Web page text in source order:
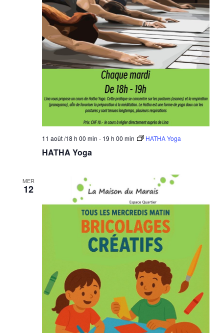
HATHA Yoga
11 août /18 h 00 min - 19 h 00 min HATHA Yoga
MER
12